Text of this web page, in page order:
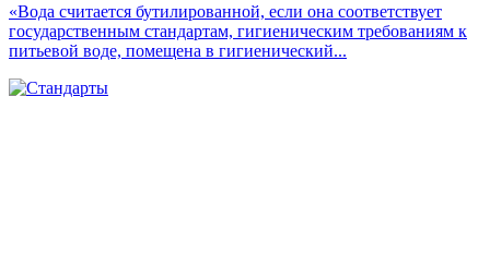
«Вода считается бутилированной, если она соответствует
государственным стандартам, гигиеническим требованиям к
питьевой воде, помещена в гигиенический...